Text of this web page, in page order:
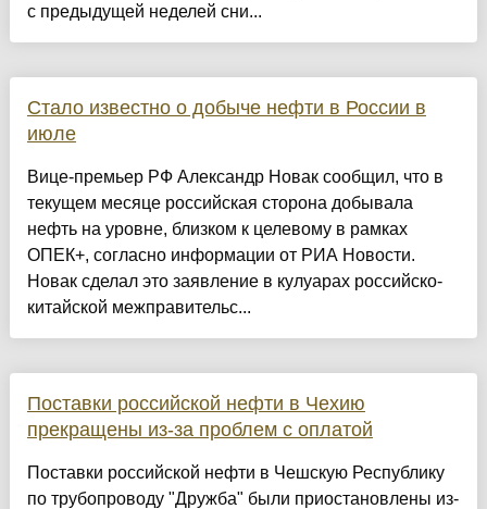
с предыдущей неделей сни...
Стало известно о добыче нефти в России в
июле
Вице-премьер РФ Александр Новак сообщил, что в
текущем месяце российская сторона добывала
нефть на уровне, близком к целевому в рамках
ОПЕК+, согласно информации от РИА Новости.
Новак сделал это заявление в кулуарах российско-
китайской межправительс...
Поставки российской нефти в Чехию
прекращены из-за проблем с оплатой
Поставки российской нефти в Чешскую Республику
по трубопроводу "Дружба" были приостановлены из-